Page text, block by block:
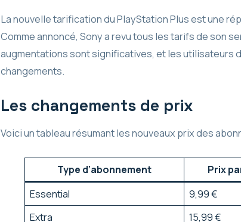
La nouvelle tarification du PlayStation Plus est une
Comme annoncé, Sony a revu tous les tarifs de son
augmentations sont significatives, et les utilisateurs
changements.
Les changements de prix
Voici un tableau résumant les nouveaux prix des
Type d’abonnement Prix
Essential
9,99 €
Extra
15,99 €